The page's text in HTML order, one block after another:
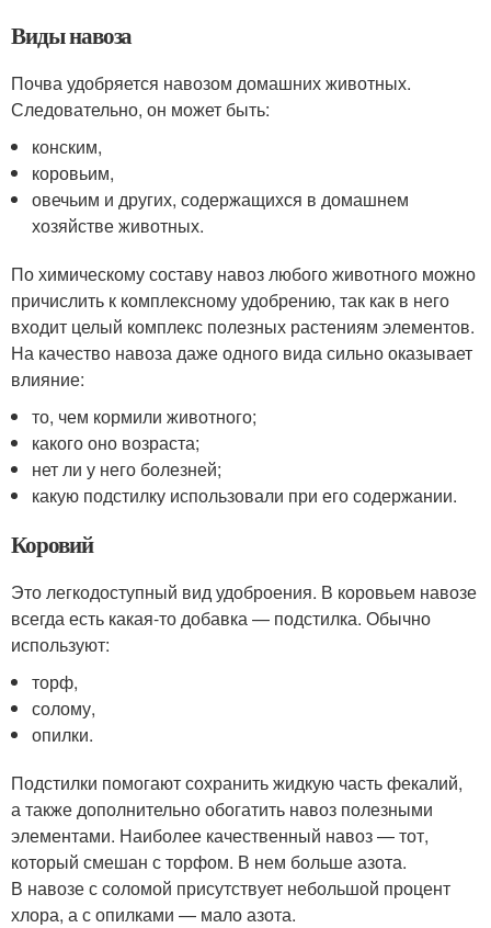
Виды навоза
Почва удобряется навозом домашних животных.
Следовательно, он может быть:
конским,
коровьим,
овечьим и других, содержащихся в домашнем
хозяйстве животных.
По химическому составу навоз любого животного можно
причислить к комплексному удобрению, так как в него
входит целый комплекс полезных растениям элементов.
На качество навоза даже одного вида сильно оказывает
влияние:
то, чем кормили животного;
какого оно возраста;
нет ли у него болезней;
какую подстилку использовали при его содержании.
Коровий
Это легкодоступный вид удоброения. В коровьем навозе
всегда есть какая-то добавка — подстилка. Обычно
используют:
торф,
солому,
опилки.
Подстилки помогают сохранить жидкую часть фекалий,
а также дополнительно обогатить навоз полезными
элементами. Наиболее качественный навоз — тот,
который смешан с торфом. В нем больше азота.
В навозе с соломой присутствует небольшой процент
хлора, а с опилками — мало азота.